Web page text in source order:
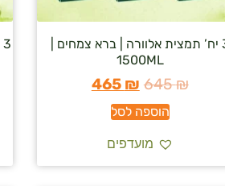
3 יח’ תמצית אלוורה | ברא צמחים |
1500ML
645₪
465 ₪
הוספה לסל
מועדפים